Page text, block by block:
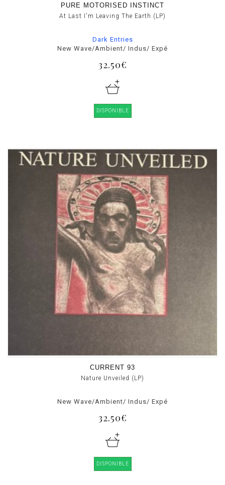
PURE MOTORISED INSTINCT
At Last I'm Leaving The Earth (LP)
Dark Entries
New Wave/Ambient/ Indus/ Expé
32.50€
DISPONIBLE
CURRENT 93
Nature Unveiled (LP)
New Wave/Ambient/ Indus/ Expé
32.50€
DISPONIBLE